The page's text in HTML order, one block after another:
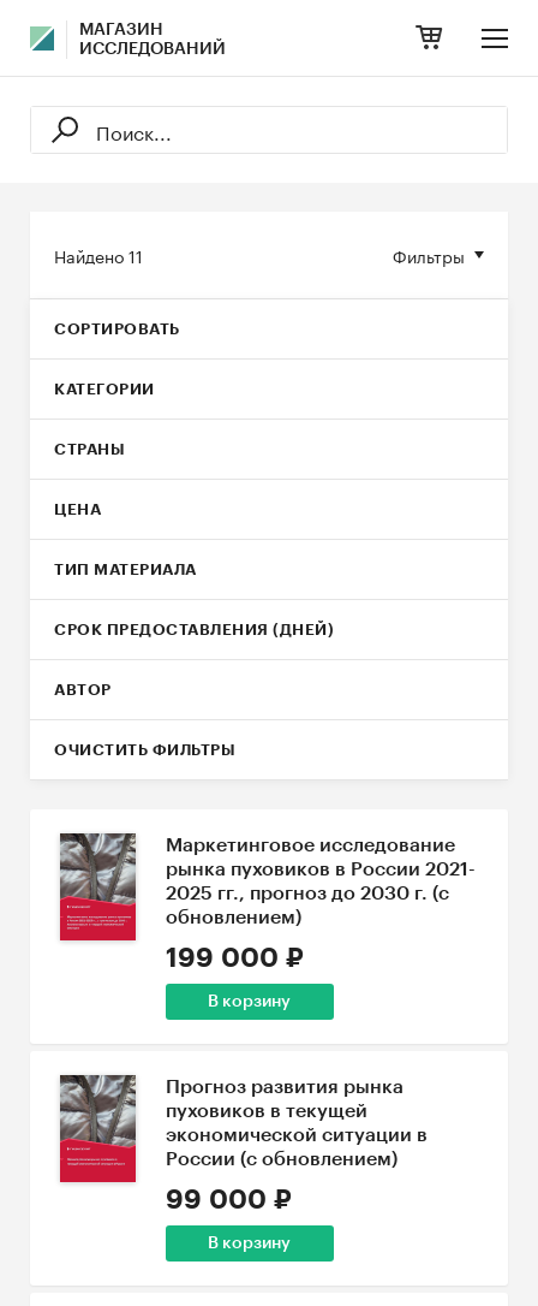
МАГАЗИН
ИССЛЕДОВАНИЙ
Фильтры
Найдено11
СОРТИРОВАТЬ
КАТЕГОРИИ
СТРАНЫ
ЦЕНА
ТИП МАТЕРИАЛА
СРОК ПРЕДОСТАВЛЕНИЯ (ДНЕЙ)
АВТОР
ОЧИСТИТЬ ФИЛЬТРЫ
Маркетинговое исследование
рынка пуховиков в России 2021-
2025 гг., прогноз до 2030 г. (с
обновлением)
199 000 ₽
В корзину
Прогноз развития рынка
пуховиков в текущей
экономической ситуации в
России (с обновлением)
99 000 ₽
В корзину